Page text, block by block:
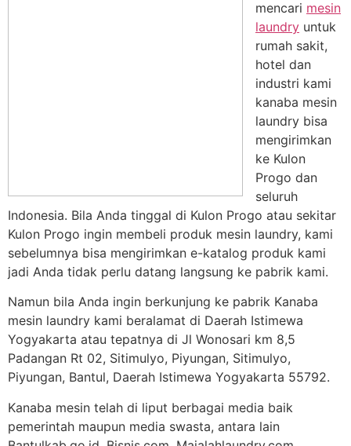
mencari mesin
laundry untuk
rumah sakit,
hotel dan
industri kami
kanaba mesin
laundry bisa
mengirimkan
ke Kulon
Progo dan
seluruh
Indonesia. Bila Anda tinggal di Kulon Progo atau sekitar
Kulon Progo ingin membeli produk mesin laundry, kami
sebelumnya bisa mengirimkan e-katalog produk kami
jadi Anda tidak perlu datang langsung ke pabrik kami.
Namun bila Anda ingin berkunjung ke pabrik Kanaba
mesin laundry kami beralamat di Daerah Istimewa
Yogyakarta atau tepatnya di Jl Wonosari km 8,5
Padangan Rt 02, Sitimulyo, Piyungan, Sitimulyo,
Piyungan, Bantul, Daerah Istimewa Yogyakarta 55792.
Kanaba mesin telah di liput berbagai media baik
pemerintah maupun media swasta, antara lain